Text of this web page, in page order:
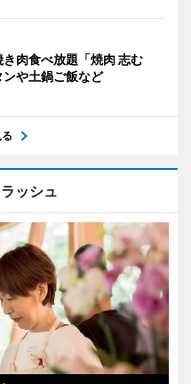
肉食べ放題「焼肉 志む
や土鍋ご飯など
ッシュ